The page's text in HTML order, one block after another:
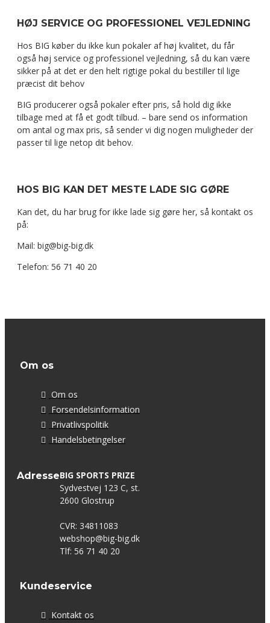
HØJ SERVICE OG PROFESSIONEL VEJLEDNING
Hos BIG køber du ikke kun pokaler af høj kvalitet, du får
også høj service og professionel vejledning, så du kan være
sikker på at det er den helt rigtige pokal du bestiller til lige
præcist dit behov
BIG producerer også pokaler efter pris, så hold dig ikke
tilbage med at få et godt tilbud. – bare send os information
om antal og max pris, så sender vi dig nogen muligheder der
passer til lige netop dit behov.
HOS BIG KAN DET MESTE LADE SIG GØRE
Kan det, du har brug for ikke lade sig gøre her, så kontakt os
på:
Mail: big@big-big.dk
Telefon: 56 71 40 20
Om os
Om os
Forsendelsinformation
Privatlivspolitik
Handelsbetingelser
AdresseBIG SPORTS PRIZE
Sydvestvej 123 C, st.
2600 Glostrup
CVR: 34811083
webshop@big-big.dk
Tlf: 56 71 40 20
Kundeservice
Kontakt os